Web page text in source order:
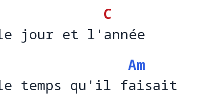
jour et l'
C
a
jour et l'année
Am
temps qu'il faisait